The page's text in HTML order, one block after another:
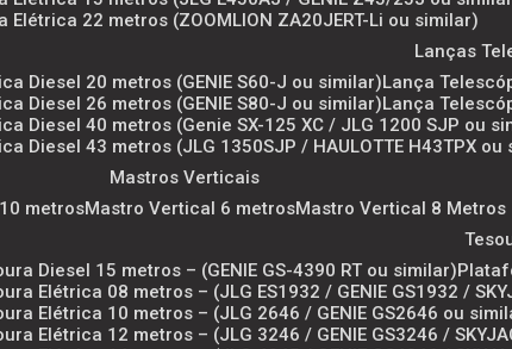
Elétrica 22 metros (ZOOMLION ZA20JERT-Li ou similar)
Lanças
Diesel 20 metros (GENIE S60-J ou similar) Lança
Diesel 26 metros (GENIE S80-J ou similar) Lança
Diesel 40 metros (Genie SX-125 XC / JLG 1200 SJP ou
Diesel 43 metros (JLG 1350SJP / HAULOTTE H43TPX ou
Mastros Verticais
metros
Mastro Vertical 6 metros
Mastro Vertical 8 Metros
Diesel 15 metros – (GENIE GS-4390 RT ou similar)
Elétrica 08 metros – (JLG ES1932 / GENIE GS1932 /
Elétrica 10 metros – (JLG 2646 / GENIE GS2646 ou
Elétrica 12 metros – (JLG 3246 / GENIE GS3246 /